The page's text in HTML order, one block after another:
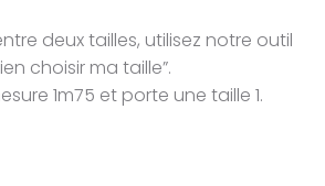
deux tailles, utilisez notre outil
choisir ma taille”.
1m75 et porte une taille 1.